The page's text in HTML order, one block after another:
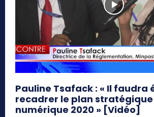
Pauline Tsafack : « Il faudra
recadrer le plan
numérique 2020 » [Vidéo]